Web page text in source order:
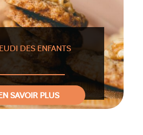
DES ENFANTS
SAVOIR PLUS